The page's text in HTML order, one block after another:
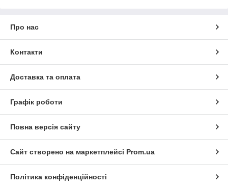
Про нас
Контакти
Доставка та оплата
Графік роботи
Повна версія сайту
Сайт створено на маркетплейсі Prom.ua
Політика конфіденційності